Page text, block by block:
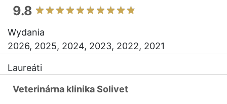
9.8
Wydania
2026, 2025, 2024, 2023, 2022, 2021
Laureáti
Veterinárna klinika Solivet